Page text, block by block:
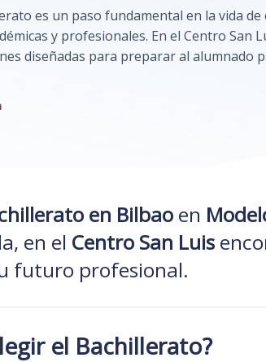
es un paso fundamental en la vida
y profesionales. En el Centro San
diseñadas para preparar al
en Bilbao en
en el Centro San Luis
futuro profesional.
el Bachillerato?